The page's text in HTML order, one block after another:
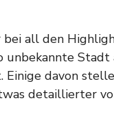
bei all den
unbekannte Stadt
Einige davon
detaillierter